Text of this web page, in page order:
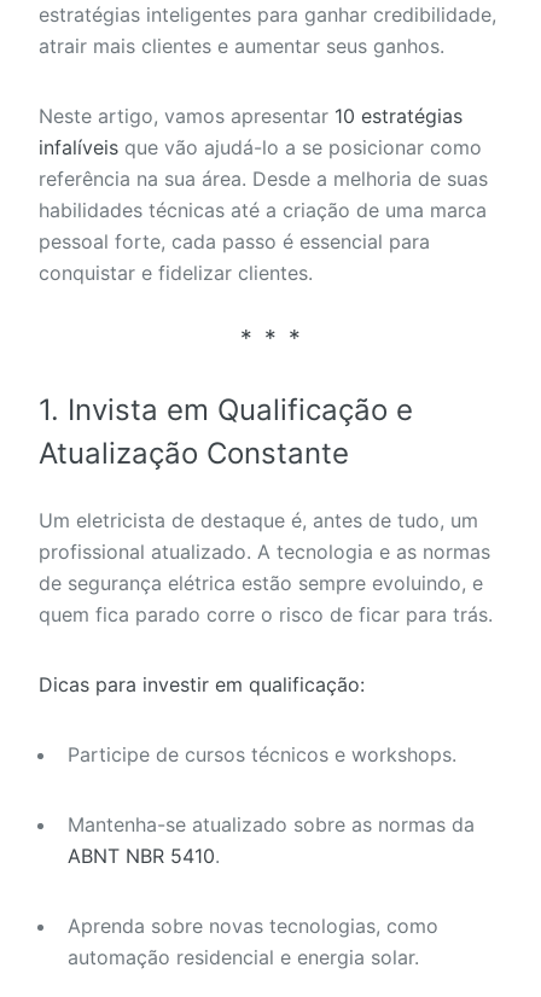
estratégias inteligentes para ganhar credibilidade,
atrair mais clientes e aumentar seus ganhos.
Neste artigo, vamos apresentar 10 estratégias
infalíveis que vão ajudá-lo a se posicionar como
referência na sua área. Desde a melhoria de suas
habilidades técnicas até a criação de uma marca
pessoal forte, cada passo é essencial para
conquistar e fidelizar clientes.
1. Invista em Qualificação e
Atualização Constante
Um eletricista de destaque é, antes de tudo, um
profissional atualizado. A tecnologia e as normas
de segurança elétrica estão sempre evoluindo, e
quem fica parado corre o risco de ficar para trás.
Dicas para investir em qualificação:
Participe de cursos técnicos e workshops.
Mantenha-se atualizado sobre as normas da
ABNT NBR 5410.
Aprenda sobre novas tecnologias, como
automação residencial e energia solar.